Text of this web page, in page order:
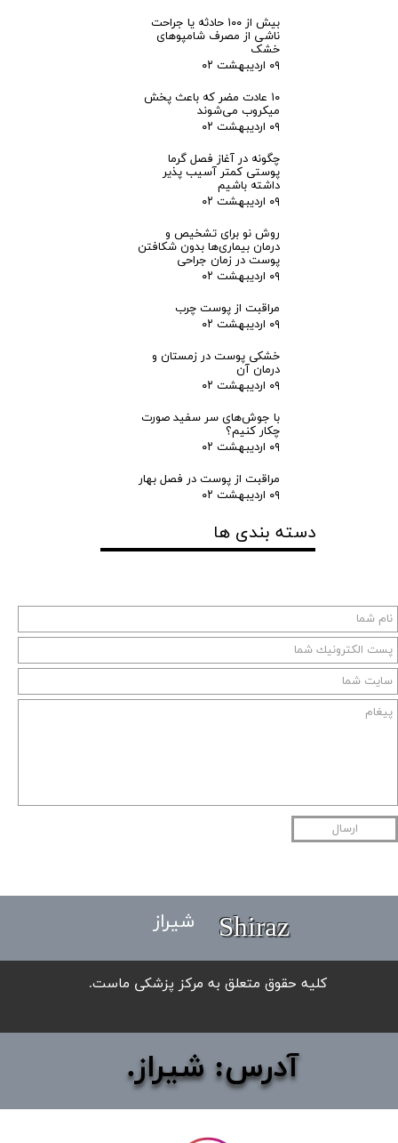
ارسال
بیش از ۱۰۰ حادثه یا جراحت
ناشی از مصرف شامپوهای
خشک
۰۹ اردیبهشت ۰۲
۱۰ عادت مضر که باعث پخش
میکروب می‌شوند
۰۹ اردیبهشت ۰۲
چگونه در آغاز فصل گرما
پوستی کمتر آسیب پذیر
داشته باشیم
۰۹ اردیبهشت ۰۲
روش نو برای تشخیص و
درمان بیماری‌ها بدون شکافتن
پوست در زمان جراحی
۰۹ اردیبهشت ۰۲
مراقبت از پوست چرب
۰۹ اردیبهشت ۰۲
خشکی پوست در زمستان و
درمان آن
۰۹ اردیبهشت ۰۲
با جوش‌های سر سفید صورت
چکار کنیم؟
۰۹ اردیبهشت ۰۲
مراقبت از پوست در فصل بهار
۰۹ اردیبهشت ۰۲
دسته بندی ها
​کلیه حقوق متعلق به مرکز پزشکی ماست.
شیراز Shiraz
آدرس: شیراز.